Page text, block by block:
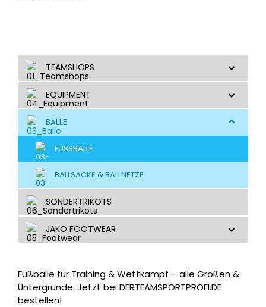
TEAMSHOPS
EQUIPMENT
BÄLLE
FUSSBÄLLE
BALLSÄCKE & BALLNETZE
SONDERTRIKOTS
JAKO FOOTWEAR
Fußbälle für Training & Wettkampf – alle Größen &
Untergründe. Jetzt bei DERTEAMSPORTPROFI.DE
bestellen!